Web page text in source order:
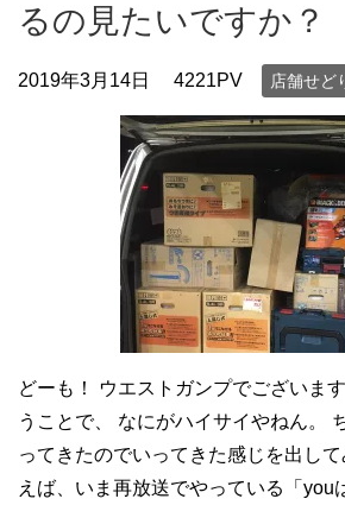
るの見たいですか？
2019年3月14日 4221PV 店舗せど
どーも！ ウエストガンプでございま
うことで、 なにがハイサイやねん。
ってきたのでいってきた感じを出し
えば、いま再放送でやっている「you